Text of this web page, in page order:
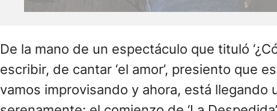
De la mano de un espectáculo que tituló
escribir, de cantar ‘el amor’, presiento que
vamos improvisando y ahora, está